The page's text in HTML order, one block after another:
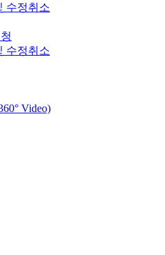
수정취소
수정취소
Video)